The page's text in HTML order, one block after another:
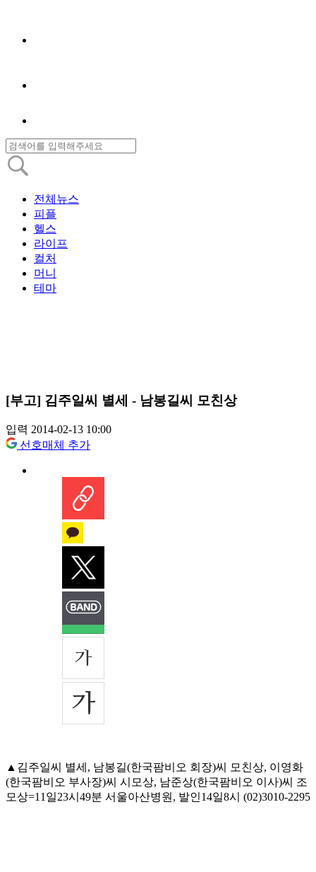
전체뉴스
피플
헬스
라이프
컬처
머니
테마
[부고] 김주일씨 별세 - 남봉길씨 모친상
입력 2014-02-13 10:00
선호매체 추가
▲김주일씨 별세, 남봉길(한국팜비오 회장)씨 모친상, 이영화
(한국팜비오 부사장)씨 시모상, 남준상(한국팜비오 이사)씨 조
모상=11일23시49분 서울아산병원, 발인14일8시 (02)3010-2295